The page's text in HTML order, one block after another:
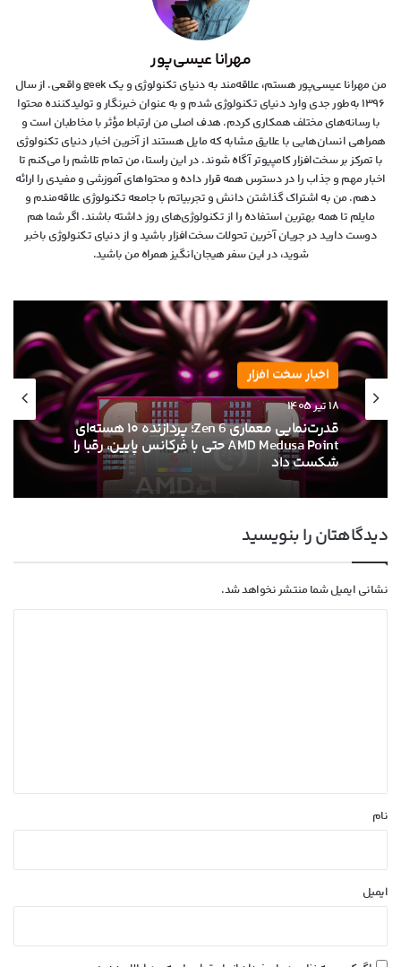
مهرانا عیسی‌پور
من مهرانا عیسی‌پور هستم، علاقه‌مند به دنیای تکنولوژی و یک geek واقعی. از سال
۱۳۹۶ به‌طور جدی وارد دنیای تکنولوژی شدم و به عنوان خبرنگار و تولیدکننده محتوا
با رسانه‌های مختلف همکاری کردم. هدف اصلی من ارتباط مؤثر با مخاطبان است و
همراهی انسان‌هایی با علایق مشابه که مایل هستند از آخرین اخبار دنیای تکنولوژی
با تمرکز بر سخت‌افزار کامپیوتر آگاه شوند. در این راستا، من تمام تلاشم را می‌کنم تا
اخبار مهم و جذاب را در دسترس همه قرار داده و محتواهای آموزشی و مفیدی را ارائه
دهم. من به اشتراک گذاشتن دانش و تجربیاتم با جامعه تکنولوژی علاقه‌مندم و
مایلم تا همه بهترین استفاده را از تکنولوژی‌های روز داشته باشند. اگر شما هم
دوست دارید در جریان آخرین تحولات سخت‌افزار باشید و از دنیای تکنولوژی‌ باخبر
شوید، در این سفر هیجان‌انگیز همراه من باشید.
اخبار سخت افزار
۱۸ تیر ۱۴۰۵
قدرت‌نمایی معماری Zen 6؛ پردازنده ۱۰ هسته‌ای
AMD Medusa Point حتی با فرکانس پایین، رقبا را
شکست داد
دیدگاهتان را بنویسید
نشانی ایمیل شما منتشر نخواهد شد.
نام
ایمیل